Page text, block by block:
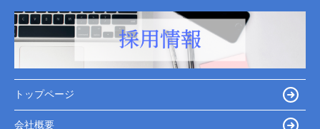
トップページ
会社概要